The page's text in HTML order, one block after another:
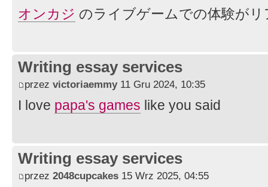
オンカジ のライブゲームでの体験が
Writing essay services
przez victoriaemmy11 Gru 2024, 10:35
I love papa's games like you said
Writing essay services
przez 2048cupcakes 15 Wrz 2025, 04:55